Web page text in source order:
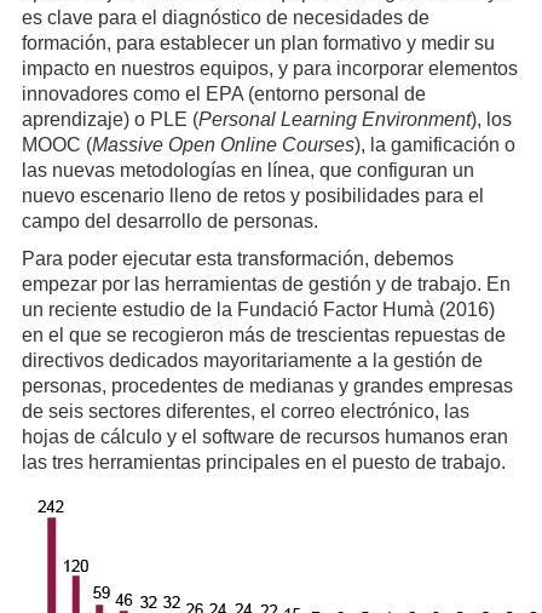
es clave para el diagnóstico de necesidades de
formación, para establecer un plan formativo y medir su
impacto en nuestros equipos, y para incorporar elementos
innovadores como el EPA (entorno personal de
aprendizaje) o PLE (Personal Learning Environment), los
MOOC (Massive Open Online Courses), la gamificación o
las nuevas metodologías en línea, que configuran un
nuevo escenario lleno de retos y posibilidades para el
campo del desarrollo de personas.
Para poder ejecutar esta transformación, debemos
empezar por las herramientas de gestión y de trabajo. En
un reciente estudio de la Fundació Factor Humà (2016)
en el que se recogieron más de trescientas repuestas de
directivos dedicados mayoritariamente a la gestión de
personas, procedentes de medianas y grandes empresas
de seis sectores diferentes, el correo electrónico, las
hojas de cálculo y el software de recursos humanos eran
las tres herramientas principales en el puesto de trabajo.